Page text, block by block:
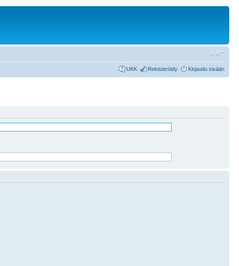
UKK Rekisteröidy Kirjaudu sisään